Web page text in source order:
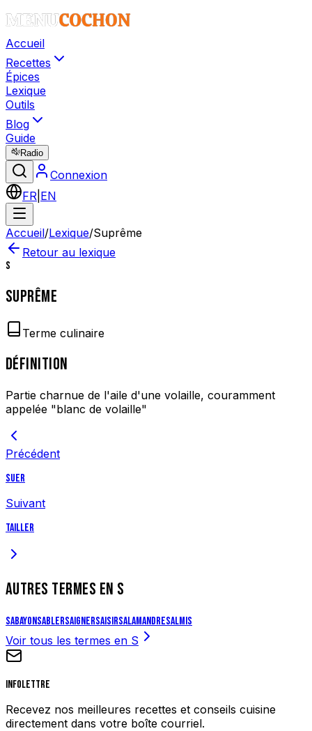
Accueil
Recettes
Épices
Lexique
Outils
Blog
Guide
Radio
Connexion
FR EN
Accueil/Lexique/Suprême
Retour au lexique
S
SUPRÊME
Terme culinaire
DÉFINITION
Partie charnue de l'aile d'une volaille, couramment
appelée "blanc de volaille"
Précédent
Suer
Suivant
Tailler
AUTRES TERMES EN S
SabayonSablerSaignerSaisirSalamandreSalmis
Voir tous les termes en S
Infolettre
Recevez nos meilleures recettes et conseils cuisine
directement dans votre boîte courriel.